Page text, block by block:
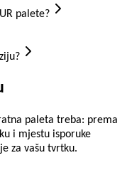
palete?
paleta treba: prema
i mjestu isporuke
za vašu tvrtku.